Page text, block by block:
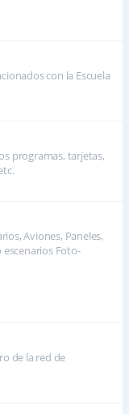
con la Escuela
programas, tarjetas,
Aviones, Paneles,
Foto-
de la red de